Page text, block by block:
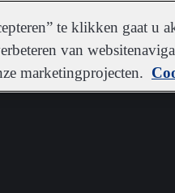
te klikken gaat u
van
marketingprojecten.